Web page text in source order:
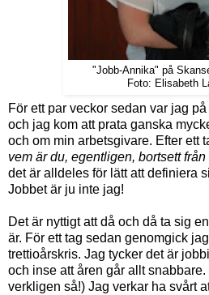
"Jobb-Annika" på
Foto: Elisabeth
För ett par veckor sedan var jag
och jag kom att prata ganska
och om min arbetsgivare. Efter ett
vem är du, egentligen, bortsett
det är alldeles för lätt att definiera
Jobbet är ju inte jag!
Det är nyttigt att då och då ta sig
är. För ett tag sedan genomgick
trettioårskris. Jag tycker det är
och inse att åren går allt
verkligen så!) Jag verkar ha svårt